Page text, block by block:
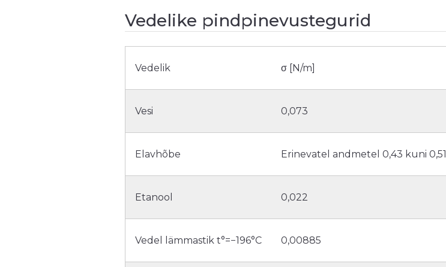
Vedelike pindpinevustegurid
Vedelik σ [N/m]
Vesi 0,073
Elavhõbe Erinevatel andmetel 0,43 kuni 0,51
Etanool 0,022
Vedel lämmastik t°=−196°C 0,00885